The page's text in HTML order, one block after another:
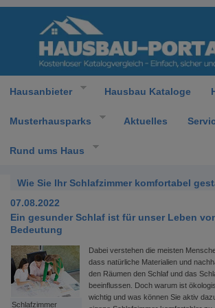
Hausanbieter Hausbau Kataloge
Musterhausparks Aktuelles
Rund ums Haus
Wie Sie Ihr Schlafzimmer komfortabel
07.08.2022
Ein gesunder Schlaf ist für unser Leben
Bedeutung
Schlafzimmer
Dabei verstehen die meisten
dass natürliche Materialien und
den Räumen den Schlaf und das
beeinflussen. Doch warum ist
wichtig und was können Sie aktiv